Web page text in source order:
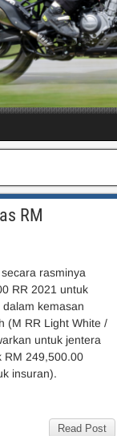
RM
rasminya
RR 2021 untuk
kemasan
(M RR Light White /
untuk jentera
RM 249,500.00
insuran).
Read Post